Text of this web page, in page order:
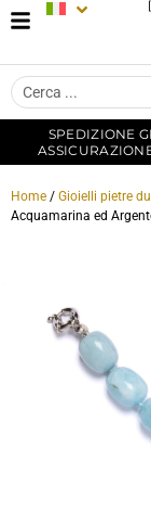
SPEDIZIONE
Home / Gioielli pietre
Acquamarina ed